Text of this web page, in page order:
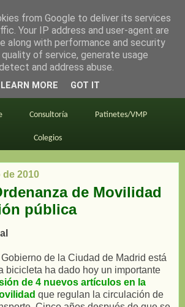
madrid
BiciMAD Primeros consejos
Consultoría Patinetes/VMP
Colegios
de 2010
de Movilidad
pública
de la Ciudad de Madrid está
bicicleta ha dado hoy un importante
de 4 nuevos artículos en la
que regulan la circulación de
from Google to deliver its services
Your IP address and user-agent are
along with performance and security
of service, generate usage
and address abuse.
LEARN MORE GOT IT